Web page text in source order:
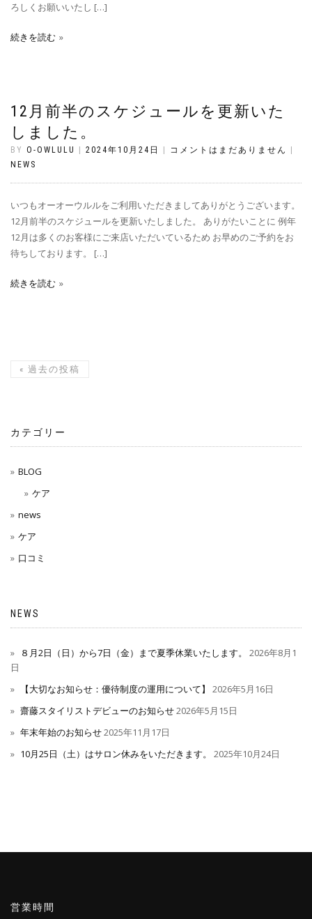
ろしくお願いいたし […]
続きを読む
12月前半のスケジュールを更新いた
しました。
BY O-OWLULU 2024年10月24日 コメントはまだありません
NEWS
いつもオーオーウルルをご利用いただきましてありがとうございます。
12月前半のスケジュールを更新いたしました。 ありがたいことに 例年
12月は多くのお客様にご来店いただいているため お早めのご予約をお
待ちしております。 […]
続きを読む
« 過去の投稿
カテゴリー
BLOG
ケア
news
ケア
口コミ
NEWS
８月2日（日）から7日（金）まで夏季休業いたします。
2026年8月1
日
【大切なお知らせ：優待制度の運用について】
2026年5月16日
齋藤スタイリストデビューのお知らせ2026年5月15日
年末年始のお知らせ2025年11月17日
10月25日（土）はサロン休みをいただきます。
2025年10月24日
営業時間